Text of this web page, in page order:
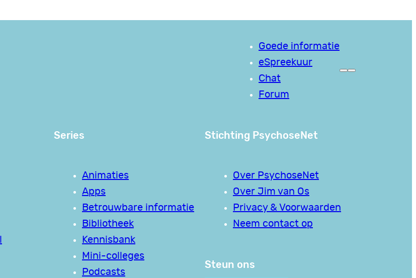
Goede informatie
eSpreekuur
Chat
Forum
Series
Animaties
Apps
Betrouwbare informatie
Bibliotheek
Kennisbank
Mini-colleges
Podcasts
Stichting PsychoseNet
Over PsychoseNet
Over Jim van Os
Privacy & Voorwaarden
Neem contact op
Steun ons